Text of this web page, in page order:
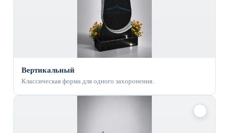
Вертикальный
Классическая форма для одного захоронения.